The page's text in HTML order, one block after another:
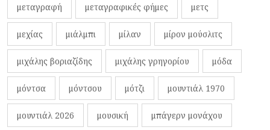
μεταγραφή μεταγραφικές φήμες μετς
μεχίας μιάλμπι μίλαν μίρον μούσλιτς
μιχάλης βοριαζίδης μιχάλης γρηγορίου μόδα
μόντσα μόντσου μότζι μουντιάλ 1970
μουντιάλ 2026 μουσική μπάγερν μονάχου